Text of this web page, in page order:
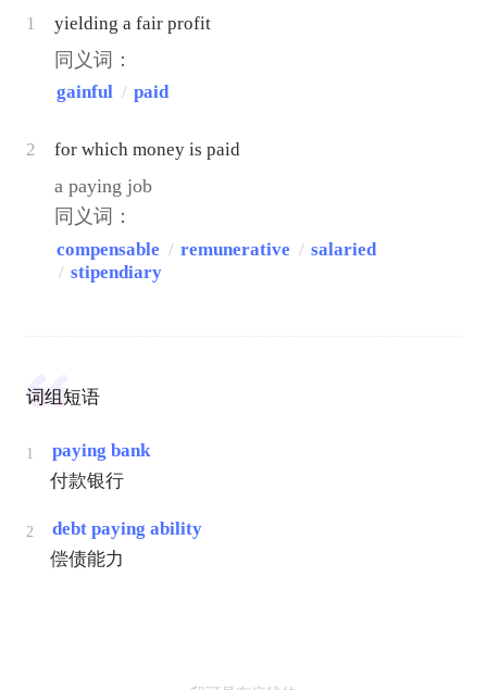
1 yielding a fair profit
同义词：
gainful / paid
2 for which money is paid
a paying job
同义词：
compensable / remunerative / salaried
/ stipendiary
词组短语
1
paying bank
付款银行
2
debt paying ability
偿债能力